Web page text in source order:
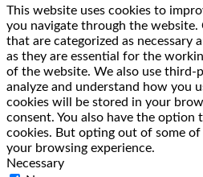
This website uses cookies to
you navigate through the
that are categorized as necessary
as they are essential for the
of the website. We also use third-
analyze and understand how you
cookies will be stored in your
consent. You also have the
cookies. But opting out of some
your browsing experience.
Necessary